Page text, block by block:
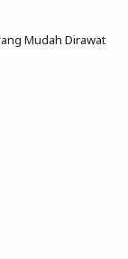
Mudah Dirawat